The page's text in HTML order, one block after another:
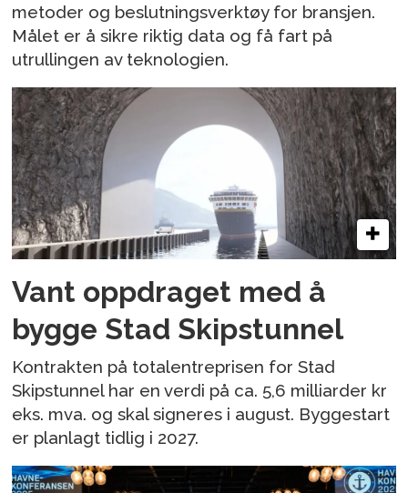
metoder og beslutningsverktøy for bransjen.
Målet er å sikre riktig data og få fart på
utrullingen av teknologien.
Vant oppdraget med å
bygge Stad Skipstunnel
Kontrakten på totalentreprisen for Stad
Skipstunnel har en verdi på ca. 5,6 milliarder kr
eks. mva. og skal signeres i august. Byggestart
er planlagt tidlig i 2027.